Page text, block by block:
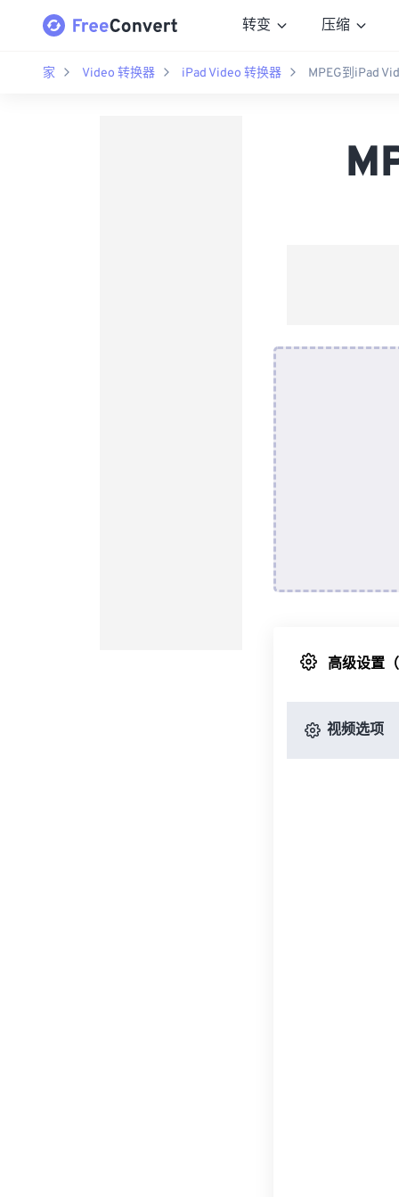
转变 压缩
家 Video 转换器 iPad Video 转换器 MPEG到iPad
高级设置
视频选项